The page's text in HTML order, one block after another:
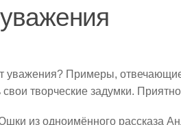
уважения? Примеры,
творческие задумки.
из одноимённого рассказа